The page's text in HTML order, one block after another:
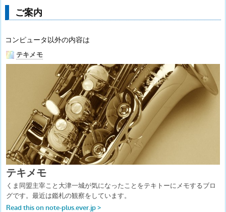
ご案内
コンピュータ以外の内容は